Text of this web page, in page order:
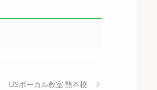
USボーカル教室 熊本校